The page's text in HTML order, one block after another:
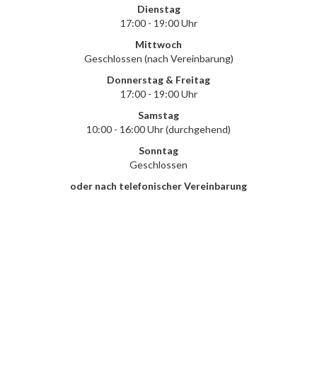
Dienstag
17:00 - 19:00 Uhr
Mittwoch
Geschlossen (nach Vereinbarung)
Donnerstag & Freitag
17:00 - 19:00 Uhr
Samstag
10:00 - 16:00 Uhr (durchgehend)
Sonntag
Geschlossen
oder nach telefonischer Vereinbarung